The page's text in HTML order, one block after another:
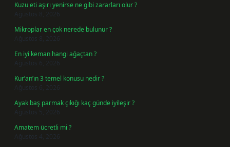
Kuzu eti aşırı yenirse ne gibi zararları olur ?
Ağustos 8, 2026
Mikroplar en çok nerede bulunur ?
Ağustos 8, 2026
En iyi keman hangi ağaçtan ?
Ağustos 6, 2026
Kur’an’ın 3 temel konusu nedir ?
Ağustos 6, 2026
Ayak baş parmak çıkığı kaç günde iyileşir ?
Ağustos 5, 2026
Amatem ücretli mi ?
Ağustos 4, 2026